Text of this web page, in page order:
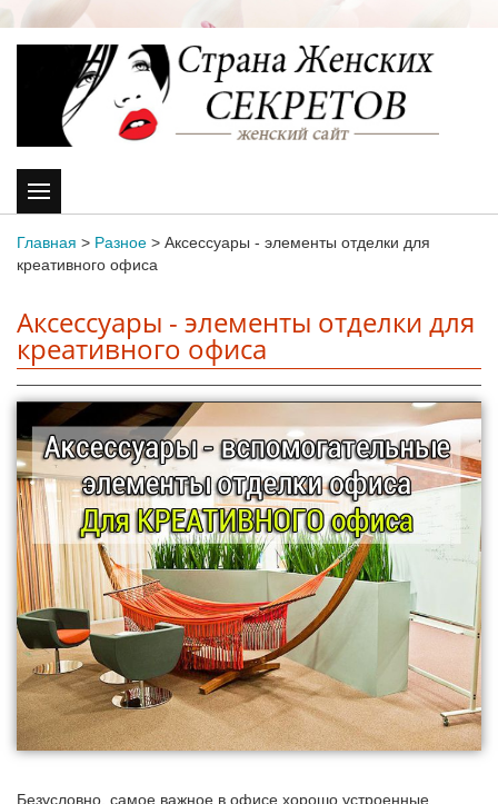
Главная > Разное > Аксессуары - элементы отделки для
креативного офиса
Аксессуары - элементы отделки для
креативного офиса
Безусловно, самое важное в офисе хорошо устроенные